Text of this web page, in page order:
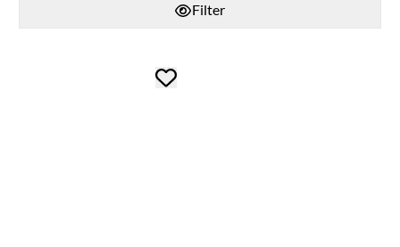
Filter